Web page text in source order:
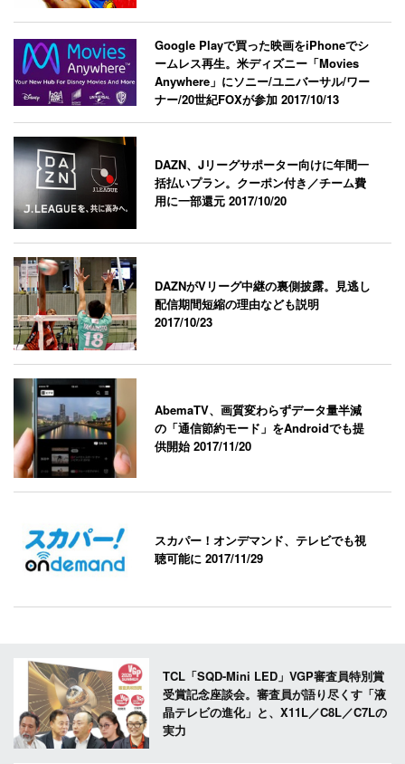
Google Playで買った映画をiPhoneでシ
ームレス再生。米ディズニー「Movies
Anywhere」にソニー/ユニバーサル/ワー
ナー/20世紀FOXが参加2017/10/13
DAZN、Jリーグサポーター向けに年間一
括払いプラン。クーポン付き／チーム費
用に一部還元2017/10/20
DAZNがVリーグ中継の裏側披露。見逃し
配信期間短縮の理由なども説明
2017/10/23
AbemaTV、画質変わらずデータ量半減
の「通信節約モード」をAndroidでも提
供開始2017/11/20
スカパー！オンデマンド、テレビでも視
聴可能に2017/11/29
TCL「SQD-Mini LED」VGP審査員特別賞
受賞記念座談会。審査員が語り尽くす「液
晶テレビの進化」と、X11L／C8L／C7Lの
実力